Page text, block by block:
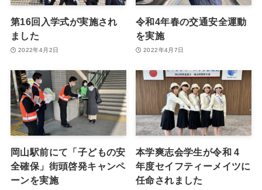
第16回入学式が実施され
ました
2022年4月2日
令和4年春の交通安全運動
を実施
2022年4月7日
岡山駅前にて「子どもの安
全確保」街頭啓発キャンペ
ーンを実施
本学爽志会学生が令和 4
年度セイフティーメイツに
任命されました